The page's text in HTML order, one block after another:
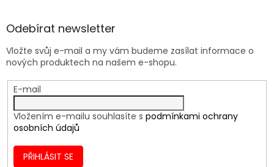
Odebírat newsletter
Vložte svůj e-mail a my vám budeme zasílat informace o
nových produktech na našem e-shopu.
E-mail
Vložením e-mailu souhlasíte s podmínkami ochrany
osobních údajů
PŘIHLÁSIT SE